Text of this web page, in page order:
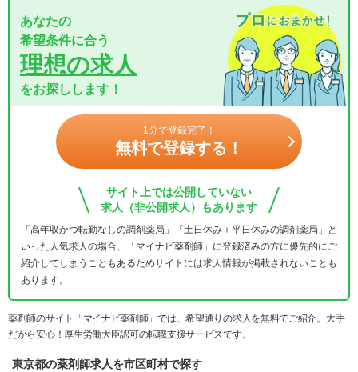
あなたの
希望条件に合う
理想の求人
をお探しします！
1分で登録完了！
無料で登録する！
サイト上では公開していない
求人（非公開求人）もあります
「高年収かつ転勤なしの調剤薬局」「土日休み＋平日休みの調剤薬局」と
いった人気求人の場合、「マイナビ薬剤師」に登録済みの方に優先的にご
紹介してしまうこともあるためサイトには求人情報が掲載されないことも
あります。
薬剤師のサイト「マイナビ薬剤師」では、希望通りの求人を無料でご紹介。大手
だから安心！厚生労働大臣認可の転職支援サービスです。
東京都の薬剤師求人を市区町村で探す